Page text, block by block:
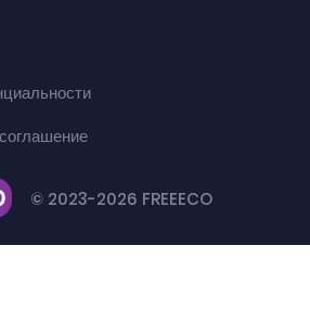
© 2023-2026 FREEECO